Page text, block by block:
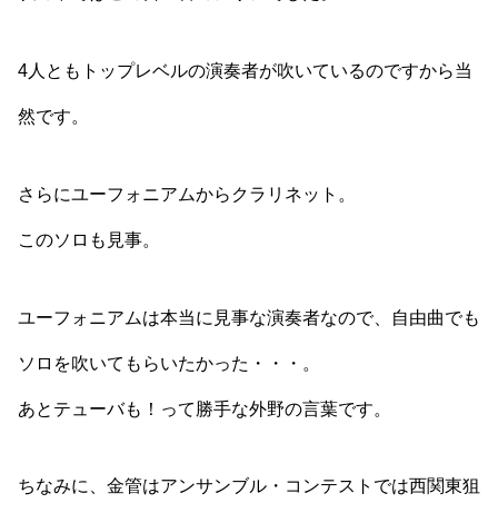
4人ともトップレベルの演奏者が吹いているのですから当
然です。
さらにユーフォニアムからクラリネット。
このソロも見事。
ユーフォニアムは本当に見事な演奏者なので、自由曲でも
ソロを吹いてもらいたかった・・・。
あとテューバも！って勝手な外野の言葉です。
ちなみに、金管はアンサンブル・コンテストでは西関東狙